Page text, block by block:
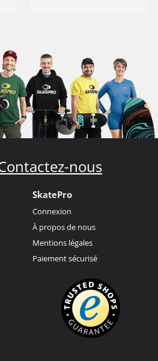
nous
SkatePro
Connexion
À propos de nous
Mentions légales
Paiement sécurisé